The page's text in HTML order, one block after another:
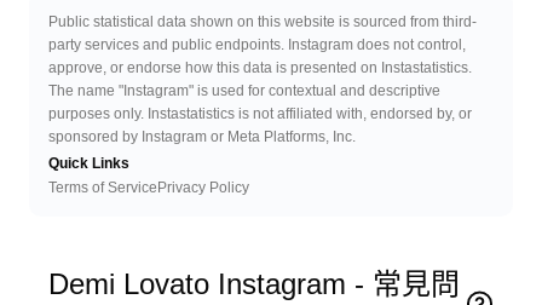
Public statistical data shown on this website is sourced from third-
party services and public endpoints. Instagram does not control,
approve, or endorse how this data is presented on Instastatistics.
The name "Instagram" is used for contextual and descriptive
purposes only. Instastatistics is not affiliated with, endorsed by, or
sponsored by Instagram or Meta Platforms, Inc.
Quick Links
Terms of Service Privacy Policy
Demi Lovato Instagram - 常見問